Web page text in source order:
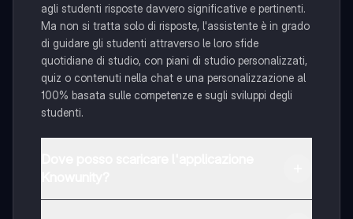
agli studenti risposte davvero significative e pertinenti.
Ma non si tratta solo di risposte, l'assistente è in grado
di guidare gli studenti attraverso le loro sfide
quotidiane di studio, con piani di studio personalizzati,
quiz o contenuti nella chat e una personalizzazione al
100% basata sulle competenze e sugli sviluppi degli
studenti.